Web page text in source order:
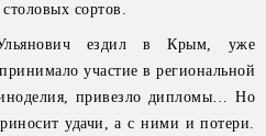
сортов.
ездил в Крым, уже
участие в региональной
привезло дипломы… Но
удачи, а с ними и потери.